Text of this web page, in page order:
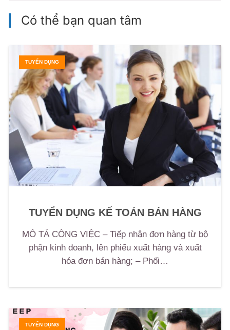
Có thể bạn quan tâm
TUYỂN DỤNG
TUYỂN DỤNG KẾ TOÁN BÁN HÀNG
MÔ TẢ CÔNG VIỆC – Tiếp nhận đơn hàng từ bộ
phận kinh doanh, lên phiếu xuất hàng và xuất
hóa đơn bán hàng; – Phối…
TUYỂN DỤNG